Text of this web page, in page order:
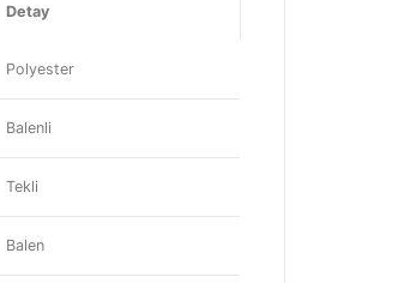
Detay
Polyester
Balenli
Tekli
Balen